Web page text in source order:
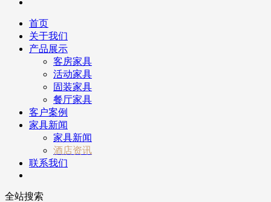
首页
关于我们
产品展示
客房家具
活动家具
固装家具
餐厅家具
客户案例
家具新闻
家具新闻
酒店资讯
联系我们
全站搜索